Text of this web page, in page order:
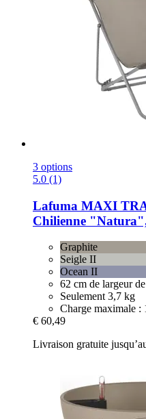
3 options
5.0 (1)
Lafuma MAXI
Chilienne
Graphite
Seigle II
Ocean II
62 cm de largeur
Seulement 3,7 kg
Charge maximale :
€ 60,49
Livraison gratuite